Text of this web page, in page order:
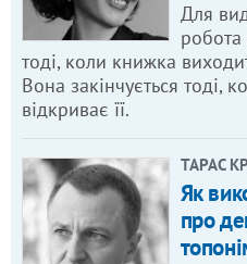
Для
робота
тоді, коли книжка
Вона закінчується тоді,
відкриває її.
ТАРАС
Як
про